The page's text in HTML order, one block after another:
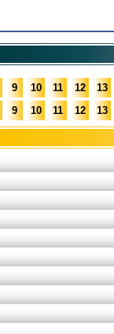
9 10 11 12 13
9 10 11 12 13